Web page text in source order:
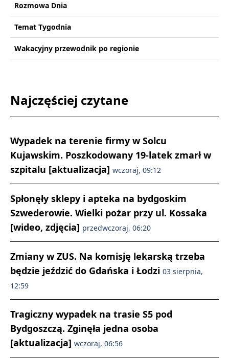
Rozmowa Dnia
Temat Tygodnia
Wakacyjny przewodnik po regionie
Najczęściej czytane
Wypadek na terenie firmy w Solcu
Kujawskim. Poszkodowany 19-latek zmarł w
szpitalu [aktualizacja] wczoraj, 09:12
Spłonęły sklepy i apteka na bydgoskim
Szwederowie. Wielki pożar przy ul. Kossaka
[wideo, zdjęcia] przedwczoraj, 06:20
Zmiany w ZUS. Na komisję lekarską trzeba
będzie jeździć do Gdańska i Łodzi 03 sierpnia,
12:59
Tragiczny wypadek na trasie S5 pod
Bydgoszczą. Zginęła jedna osoba
[aktualizacja] wczoraj, 06:56